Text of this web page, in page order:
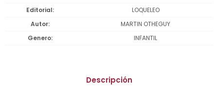
Editorial
LOQUELEO
Autor
MARTIN OTHEGUY
Genero
INFANTIL
Descripción